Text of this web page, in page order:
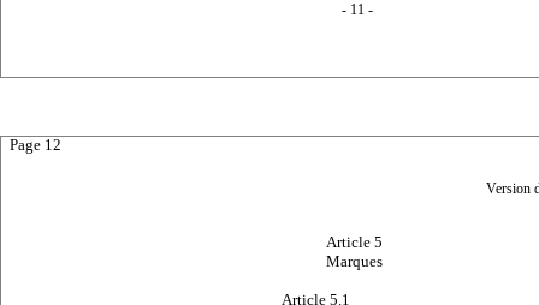
- 11 -
Page 12
Version
Article 5
Marques
Article 5.1